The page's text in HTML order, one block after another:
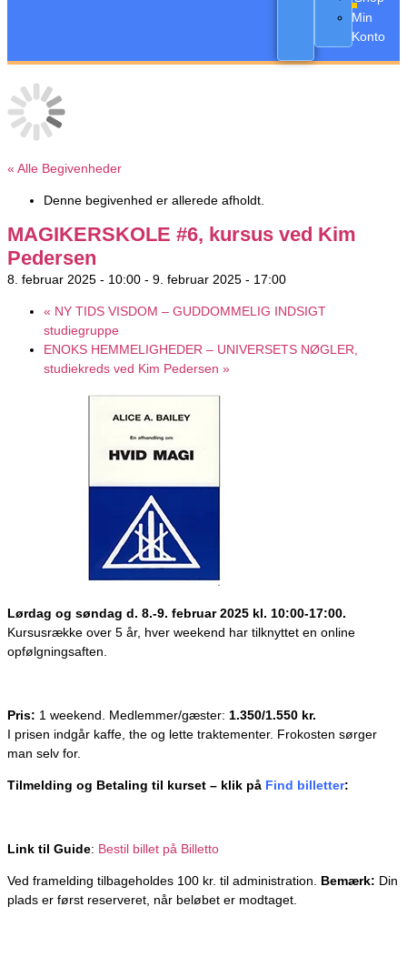
Min
Konto
« Alle Begivenheder
Denne begivenhed er allerede afholdt.
MAGIKERSKOLE #6, kursus ved Kim
Pedersen
8. februar 2025 - 10:00 - 9. februar 2025 - 17:00
« NY TIDS VISDOM – GUDDOMMELIG INDSIGT
studiegruppe
ENOKS HEMMELIGHEDER – UNIVERSETS NØGLER,
studiekreds ved Kim Pedersen »
Lørdag og søndag d. 8.-9. februar 2025 kl. 10:00-17:00.
Kursusrække over 5 år, hver weekend har tilknyttet en online
opfølgningsaften.
Pris: 1 weekend. Medlemmer/gæster: 1.350/1.550 kr.
I prisen indgår kaffe, the og lette traktementer. Frokosten sørger
man selv for.
Tilmelding og Betaling til kurset – klik på Find billetter:
Link til Guide: Bestil billet på Billetto
Ved framelding tilbageholdes 100 kr. til administration. Bemærk: Din
plads er først reserveret, når beløbet er modtaget.